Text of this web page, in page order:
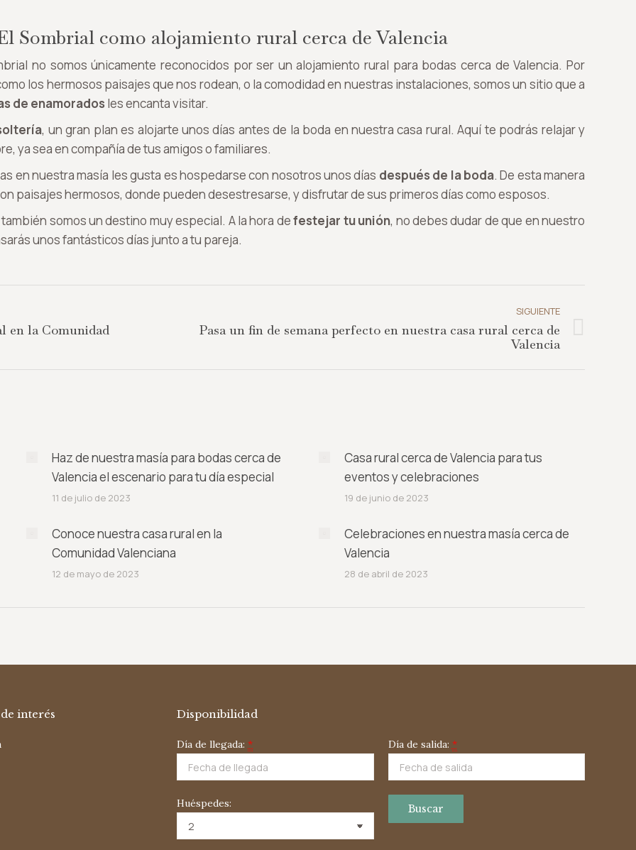
Sombrial como alojamiento rural cerca de Valencia
no somos únicamente reconocidos por ser un alojamiento rural para bodas cerca de Valencia. Por
los hermosos paisajes que nos rodean, o la comodidad en nuestras instalaciones, somos un sitio que a
de enamorados les encanta visitar.
, un gran plan es alojarte unos días antes de la boda en nuestra casa rural. Aquí te podrás relajar y
ya sea en compañía de tus amigos o familiares.
en nuestra masía les gusta es hospedarse con nosotros unos días después de la boda. De esta manera
paisajes hermosos, donde pueden desestresarse, y disfrutar de sus primeros días como esposos.
somos un destino muy especial. A la hora defestejar tu unión, no debes dudar de que en nuestro
unos fantásticos días junto a tu pareja.
en la Comunidad
SIGUIENTE
Publicación
Pasa un fin de semana perfecto en nuestra casa rural cerca de
Valencia
Haz de nuestra masía para bodas cerca de
Valencia el escenario para tu día especial
11 de julio de 2023
Casa rural cerca de Valencia para tus
eventos y celebraciones
19 de junio de 2023
Conoce nuestra casa rural en la
Comunidad Valenciana
12 de mayo de 2023
Celebraciones en nuestra masía cerca de
Valencia
28 de abril de 2023
interés Disponibilidad
Día de llegada: * Día de salida: *
Huéspedes: